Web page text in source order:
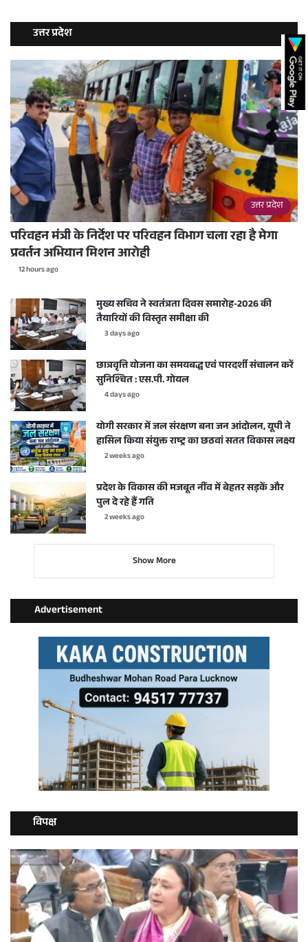
उत्तर प्रदेश
उत्तर प्रदेश
परिवहन मंत्री के निर्देश पर परिवहन विभाग चला रहा है मेगा
प्रवर्तन अभियान मिशन आरोही
12 hours ago
मुख्य सचिव ने स्वतंत्रता दिवस समारोह-2026 की
तैयारियों की विस्तृत समीक्षा की
3 days ago
छात्रवृत्ति योजना का समयबद्ध एवं पारदर्शी संचालन करें
सुनिश्चित : एस.पी. गोयल
4 days ago
योगी सरकार में जल संरक्षण बना जन आंदोलन, यूपी ने
हासिल किया संयुक्त राष्ट्र का छठवां सतत विकास लक्ष्य
2 weeks ago
प्रदेश के विकास की मजबूत नींव में बेहतर सड़कें और
पुल दे रहे हैं गति
2 weeks ago
Show More
Advertisement
विपक्ष